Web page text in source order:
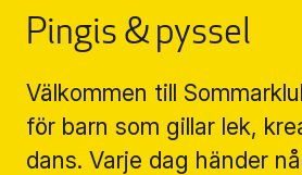
Aktuella biljettsläpp
Presentkort på UKK
Pingis & pyssel
Välkommen till
för barn som gillar lek,
dans. Varje dag händer